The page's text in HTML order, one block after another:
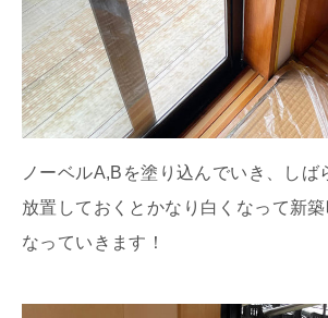
ノーベルA,Bを塗り込んでいき、しば
放置しておくとかなり白くなって新築
なっていきます！